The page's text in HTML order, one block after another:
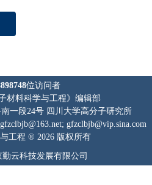
位访问者
材料科学与工程》编辑部
一段24号 四川大学高分子研究所
gfzclbjb@vip.sina.com
工程 ® 2026 版权所有
云科技发展有限公司